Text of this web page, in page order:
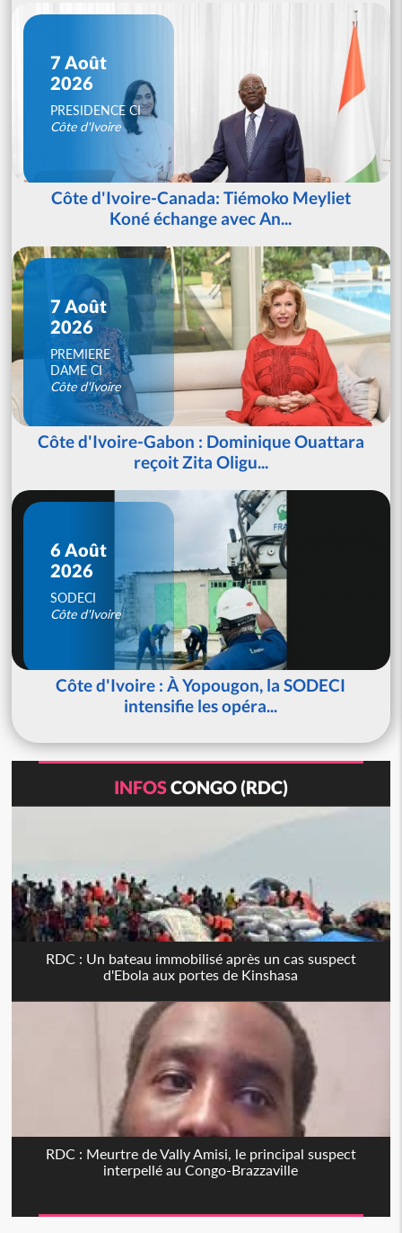
7 Août
2026
PRESIDENCE CI
Côte d'Ivoire
Côte d'Ivoire-Canada: Tiémoko Meyliet
Koné échange avec An...
7 Août
2026
PREMIERE
DAME CI
Côte d'Ivoire
Côte d'Ivoire-Gabon : Dominique Ouattara
reçoit Zita Oligu...
6 Août
2026
SODECI
Côte d'Ivoire
Côte d'Ivoire : À Yopougon, la SODECI
intensifie les opéra...
INFOSCONGO (RDC)
RDC : Un bateau immobilisé après un cas suspect
d'Ebola aux portes de Kinshasa
RDC : Meurtre de Vally Amisi, le principal suspect
interpellé au Congo-Brazzaville